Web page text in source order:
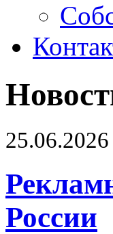
25.06.2026
России